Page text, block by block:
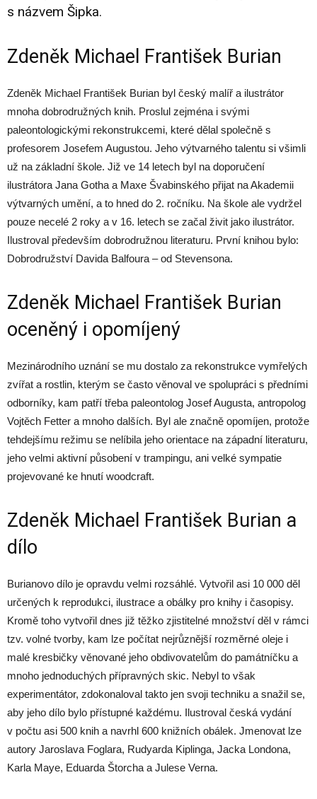
s názvem Šipka.
Zdeněk Michael František Burian
Zdeněk Michael František Burian byl český malíř a ilustrátor
mnoha dobrodružných knih. Proslul zejména i svými
paleontologickými rekonstrukcemi, které dělal společně s
profesorem Josefem Augustou. Jeho výtvarného talentu si všimli
už na základní škole. Již ve 14 letech byl na doporučení
ilustrátora Jana Gotha a Maxe Švabinského přijat na Akademii
výtvarných umění, a to hned do 2. ročníku. Na škole ale vydržel
pouze necelé 2 roky a v 16. letech se začal živit jako ilustrátor.
Ilustroval především dobrodružnou literaturu. První knihou bylo:
Dobrodružství Davida Balfoura – od Stevensona.
Zdeněk Michael František Burian
oceněný i opomíjený
Mezinárodního uznání se mu dostalo za rekonstrukce vymřelých
zvířat a rostlin, kterým se často věnoval ve spolupráci s předními
odborníky, kam patří třeba paleontolog Josef Augusta, antropolog
Vojtěch Fetter a mnoho dalších. Byl ale značně opomíjen, protože
tehdejšímu režimu se nelíbila jeho orientace na západní literaturu,
jeho velmi aktivní působení v trampingu, ani velké sympatie
projevované ke hnutí woodcraft.
Zdeněk Michael František Burian a
dílo
Burianovo dílo je opravdu velmi rozsáhlé. Vytvořil asi 10 000 děl
určených k reprodukci, ilustrace a obálky pro knihy i časopisy.
Kromě toho vytvořil dnes již těžko zjistitelné množství děl v rámci
tzv. volné tvorby, kam lze počítat nejrůznější rozměrné oleje i
malé kresbičky věnované jeho obdivovatelům do památníčku a
mnoho jednoduchých přípravných skic. Nebyl to však
experimentátor, zdokonaloval takto jen svoji techniku a snažil se,
aby jeho dílo bylo přístupné každému. Ilustroval česká vydání
v počtu asi 500 knih a navrhl 600 knižních obálek. Jmenovat lze
autory Jaroslava Foglara, Rudyarda Kiplinga, Jacka Londona,
Karla Maye, Eduarda Štorcha a Julese Verna.